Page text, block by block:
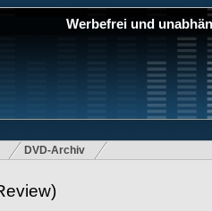
Werbefrei und
DVD-Archiv